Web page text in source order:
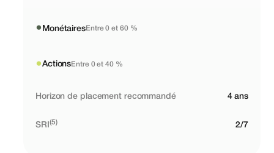
● MonétairesEntre 0 et 60 %
●ActionsEntre 0 et 40 %
Horizon de placement recommandé 4 ans
SRI (5) 2/7